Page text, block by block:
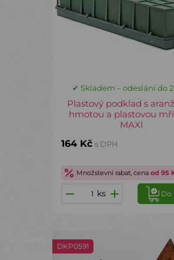
✔ Skladem – odeslání do
Plastový podklad s
hmotou a plastovou
MAXI
164 Kč s DPH
Množstevní rabat, cena od 95
ks Do
DKP0591